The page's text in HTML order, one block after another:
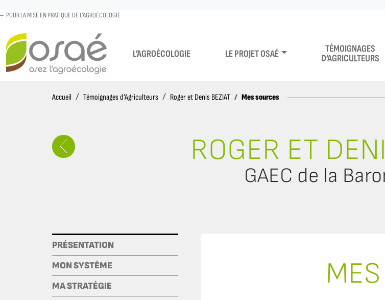
POUR LA MISE EN PRATIQUE DE L'AGROÉCOLOGIE
L’AGROÉCOLOGIE LE PROJET OSAÉ
TÉMOIGNAGES
D’AGRICULTEURS
Accueil AccueilTémoignages d’Agriculteurs Roger et Denis BEZIAT Mes sources
ROGER ET
GAEC de la
PRÉSENTATION
MON SYSTÈME
MA STRATÉGIE